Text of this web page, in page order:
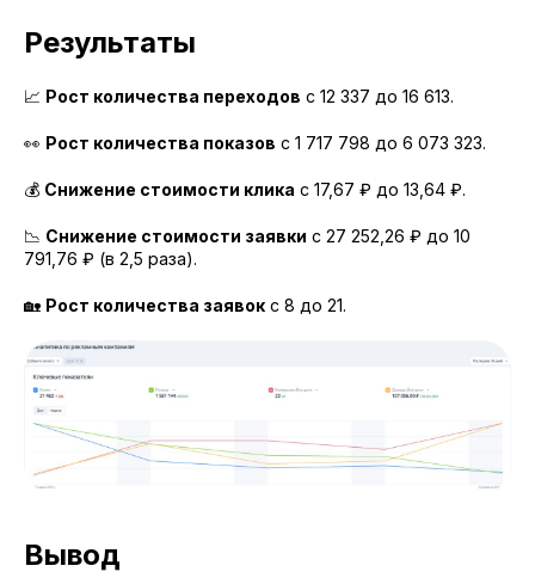
Результаты
📈 Рост количества переходов с 12 337 до 16 613.
👀 Рост количества показов с 1 717 798 до 6 073 323.
💰 Снижение стоимости клика с 17,67 ₽ до 13,64 ₽.
📉 Снижение стоимости заявки с 27 252,26 ₽ до 10
791,76 ₽ (в 2,5 раза).
🏡 Рост количества заявок с 8 до 21.
Вывод